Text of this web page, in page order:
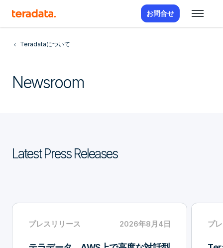
お問合せ
Teradataについて
Newsroom
Latest Press Releases
2026年8月4日
プレスリリース プ